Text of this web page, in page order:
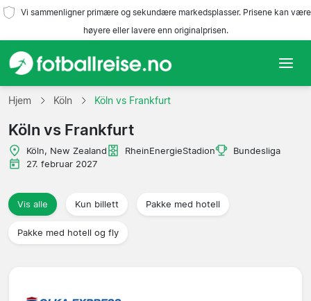
Vi sammenligner primære og sekundære markedsplasser. Prisene kan være
høyere eller lavere enn originalprisen.
Hjem
Lag
Ligaer
Reisebyråer
Hjem Köln Köln vs Frankfurt
Köln vs Frankfurt
Köln, New Zealand RheinEnergieStadion
Bundesliga
27. februar 2027
Vis alle Kun billett Pakke med hotell
Pakke med hotell og fly